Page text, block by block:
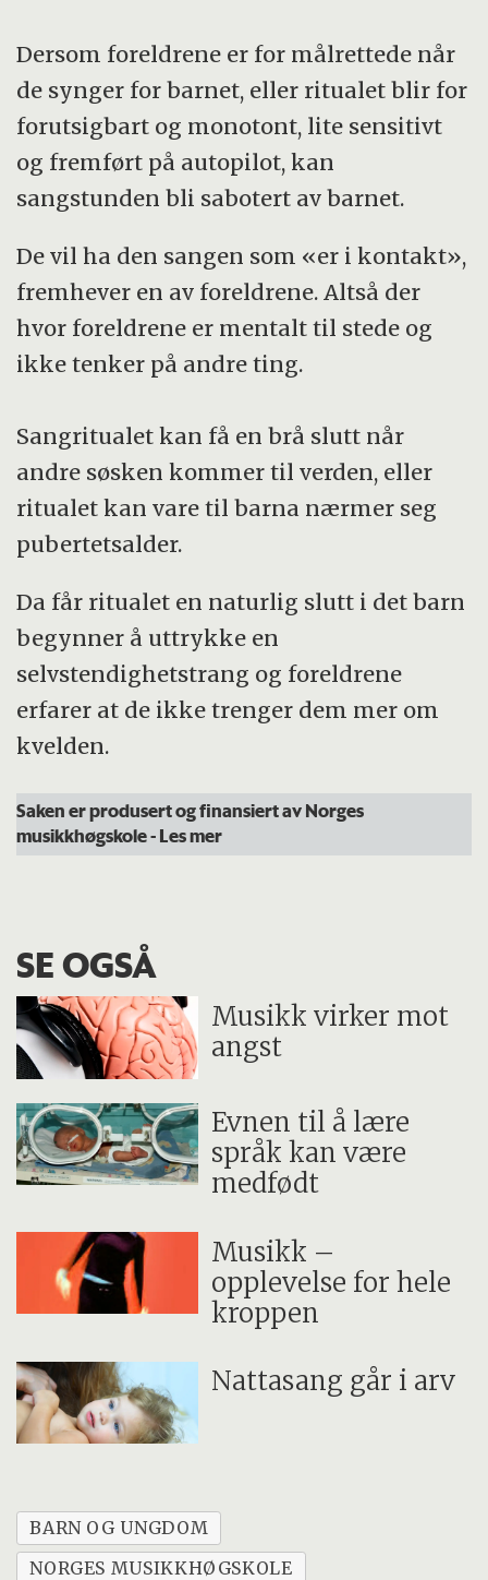
Dersom foreldrene er for målrettede når
de synger for barnet, eller ritualet blir for
forutsigbart og monotont, lite sensitivt
og fremført på autopilot, kan
sangstunden bli sabotert av barnet.
De vil ha den sangen som «er i kontakt»,
fremhever en av foreldrene. Altså der
hvor foreldrene er mentalt til stede og
ikke tenker på andre ting.
Sangritualet kan få en brå slutt når
andre søsken kommer til verden, eller
ritualet kan vare til barna nærmer seg
pubertetsalder.
Da får ritualet en naturlig slutt i det barn
begynner å uttrykke en
selvstendighetstrang og foreldrene
erfarer at de ikke trenger dem mer om
kvelden.
Saken er produsert og finansiert av Norges
musikkhøgskole- Les mer
SE OGSÅ
Musikk virker mot
angst
Evnen til å lære
språk kan være
medfødt
Musikk –
opplevelse for hele
kroppen
Nattasang går i arv
BARN OG UNGDOM
NORGES MUSIKKHØGSKOLE